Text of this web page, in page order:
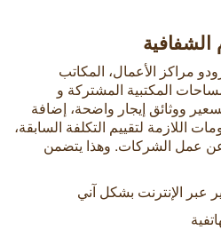
الشفافية
مراكز الأعمال، المكاتب
المكتبية المشتركة و
ووثائق إيجار واضحة، إضافة
اللازمة لتقييم التكلفة السابقة،
عن عمل الشركات. وهذا يتضمن